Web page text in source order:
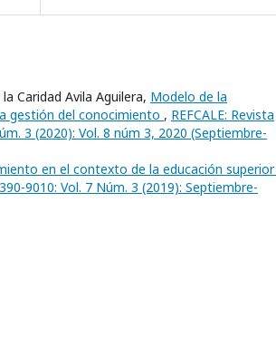
Caridad Avila Aguilera, Modelo de la
gestión del conocimiento , REFCALE: Revista
3 (2020): Vol. 8 núm 3, 2020 (Septiembre-
en el contexto de la educación superior
9010: Vol. 7 Núm. 3 (2019): Septiembre-